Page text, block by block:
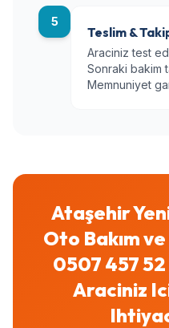
5
Teslim &
Araciniz test
Sonraki bakim
Memnuniyet
Ataşehir
Oto Bakım
0507 457
Araciniz